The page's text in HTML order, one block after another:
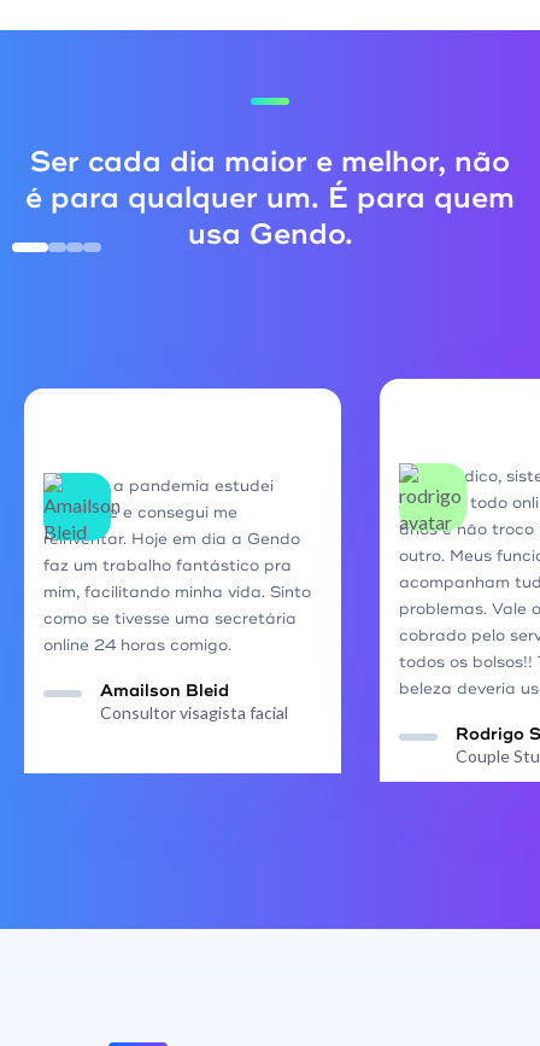
Ser cada dia maior e melhor, não
é para qualquer um. É para quem
usa Gendo.
Durante a pandemia estudei
bastante e consegui me
reinventar. Hoje em dia a Gendo
faz um trabalho fantástico pra
mim, facilitando minha vida. Sinto
como se tivesse uma secretária
online 24 horas comigo.
Amailson Bleid
Consultor visagista facial
Super indico,
rápido e todo
anos e não troco
outro. Meus
acompanham
problemas. Vale
cobrado pelo
todos os bolsos!!
beleza deveria
Rodrigo
Couple